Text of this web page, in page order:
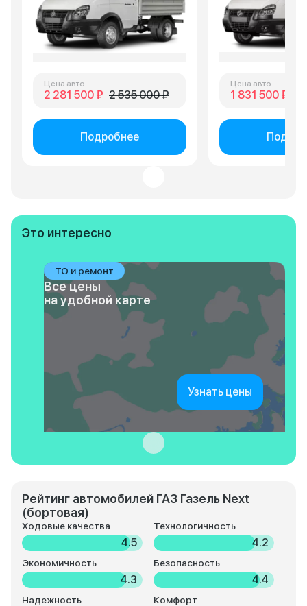
Цена авто
2 281 500 ₽ 2 535 000 ₽
Подробнее
Цена авто
1 831 500 ₽
Это интересно
ТО и ремонт
Все цены
на удобной карте
Узнать цены
Рейтинг автомобилей ГАЗ Газель Next
(бортовая)
Ходовые качества
4.5
Технологичность
4.2
Экономичность
4.3
Безопасность
4.4
Надежность Комфорт